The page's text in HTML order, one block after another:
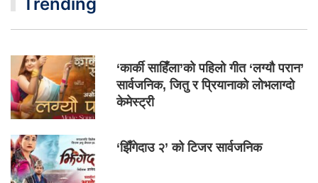
‘कार्की साहिँला’को पहिलो गीत ‘लग्यौ परान’
सार्वजनिक, जितु र प्रियानाको लोभलाग्दो
केमेस्ट्री
‘झिँगेदाउ २’ को टिजर सार्वजनिक